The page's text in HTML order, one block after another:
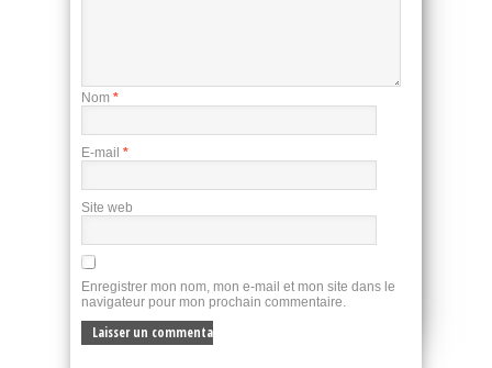
Nom *
E-mail *
Site web
Enregistrer mon nom, mon e-mail et mon site dans le
navigateur pour mon prochain commentaire.